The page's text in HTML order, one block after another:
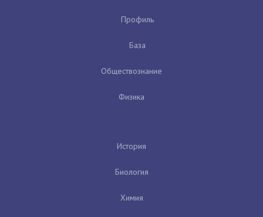
Профиль
База
Обществознание
Физика
История
Биология
Химия